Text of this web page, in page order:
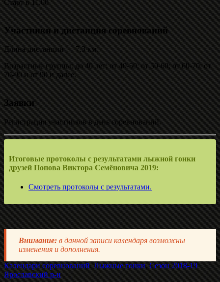
Старт в 11.00
Участники и дистанция соревнований
Длина дистанции — 7,3 км.
Возрастные группы: до 40 лет; от 40-50; от 50-60; от 60-70; от
70-90 и от 90 и далее.
Заявки
Регистрация участников в день соревнований.
Итоговые протоколы с результатами лыжной гонки
друзей Попова Виктора Семёновича 2019:
Смотреть протоколы с результатами.
Внимание: в данной записи календаря возможны
изменения и дополнения.
Календари соревнований,Лыжные гонки,Сезон 2018-19
Ярославский р-н